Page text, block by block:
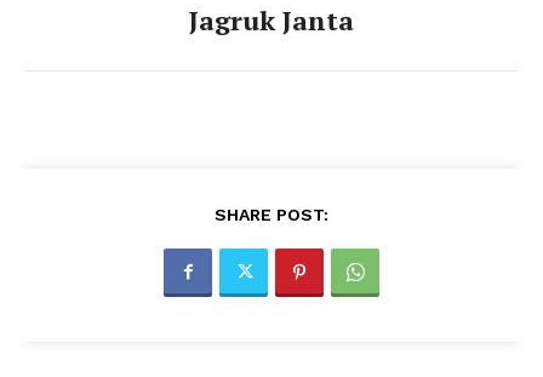
Jagruk Janta
SHARE POST: